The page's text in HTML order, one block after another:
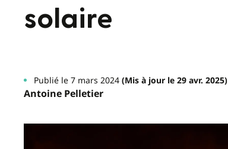
solaire
Publié le 7 mars 2024(Mis à jour le 29 avr. 2025)
Antoine Pelletier